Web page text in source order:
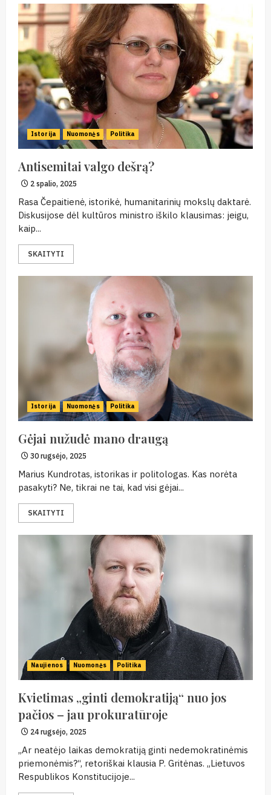
Istorija Nuomonės Politika
Antisemitai valgo dešrą?
2 spalio, 2025
Rasa Čepaitienė, istorikė, humanitarinių mokslų daktarė.
Diskusijose dėl kultūros ministro iškilo klausimas: jeigu,
kaip...
SKAITYTI
Istorija Nuomonės Politika
Gėjai nužudė mano draugą
30 rugsėjo, 2025
Marius Kundrotas, istorikas ir politologas. Kas norėta
pasakyti? Ne, tikrai ne tai, kad visi gėjai...
SKAITYTI
Naujienos Nuomonės Politika
Kvietimas „ginti demokratiją“ nuo jos
pačios – jau prokuratūroje
24 rugsėjo, 2025
„Ar neatėjo laikas demokratiją ginti nedemokratinėmis
priemonėmis?“, retoriškai klausia P. Gritėnas. „Lietuvos
Respublikos Konstitucijoje...